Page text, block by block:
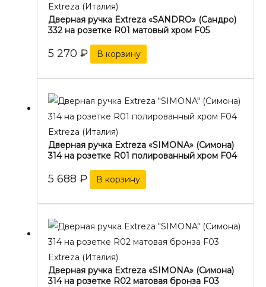
Extreza (Италия)
Дверная ручка Extreza «SANDRO» (Сандро)
332 на розетке R01 матовый хром F05
5 270 ₽ В корзину
Extreza (Италия)
Дверная ручка Extreza «SIMONA» (Симона)
314 на розетке R01 полированный хром F04
5 688 ₽ В корзину
Extreza (Италия)
Дверная ручка Extreza «SIMONA» (Симона)
314 на розетке R02 матовая бронза F03